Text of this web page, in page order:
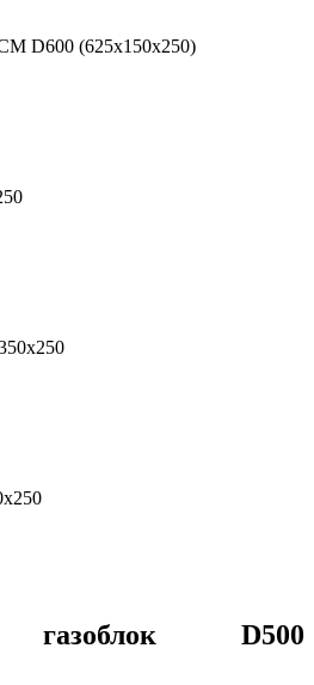
D600 (625x150x250)
газоблок D500